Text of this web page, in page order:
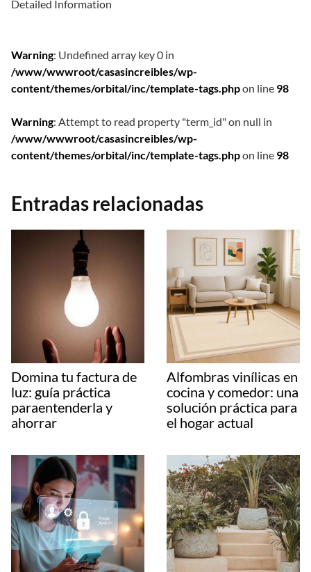
Detailed Information
Warning: Undefined array key 0 in
/www/wwwroot/casasincreibles/wp-
content/themes/orbital/inc/template-tags.phpon line 98
Warning: Attempt to read property "term_id" on null in
/www/wwwroot/casasincreibles/wp-
content/themes/orbital/inc/template-tags.phpon line 98
Entradas relacionadas
Domina tu factura de
luz: guía práctica
paraentenderla y
ahorrar
Alfombras vinílicas en
cocina y comedor: una
solución práctica para
el hogar actual